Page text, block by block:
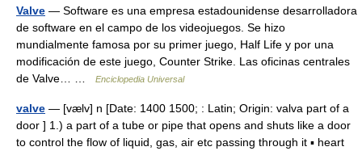
Valve — Software es una empresa estadounidense desarrolladora
de software en el campo de los videojuegos. Se hizo
mundialmente famosa por su primer juego, Half Life y por una
modificación de este juego, Counter Strike. Las oficinas centrales
de Valve… …
Enciclopedia Universal
valve — [vælv] n [Date: 1400 1500; : Latin; Origin: valva part of a
door ] 1.) a part of a tube or pipe that opens and shuts like a door
to control the flow of liquid, gas, air etc passing through it ▪ heart